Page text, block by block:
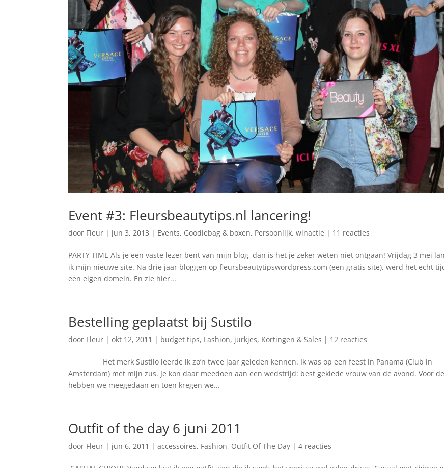
Event #3: Fleursbeautytips.nl lancering!
door Fleur | jun 3, 2013 | Events, Goodiebag & boxen, Persoonlijk,winactie | 11 reacties
PARTY TIME Als je een vaste lezer bent van mijn blog, dan is het je zeker weten niet ontgaan! Vrijdag 3 mei
ik mijn nieuwe site. Na drie jaar bloggen op fleursbeautytipswordpress.com (een gratis site), werd het echt
een eigen domein. En zie hier...
Bestelling geplaatst bij Sustilo
door Fleur |okt 12, 2011 | budget tips, Fashion, jurkjes, Kortingen & Sales | 12 reacties
Het merk Sustilo leerde ik zo’n twee jaar geleden kennen. Ik was op een feest in Panama (Club in
Amsterdam) met mijn zus. Je kon daar meedoen aan een wedstrijd: best geklede vrouw van de avond. Voor
hebben we meegedaan en toen kregen we...
Outfit of the day 6 juni 2011
door Fleur | jun 6, 2011 |accessoires, Fashion, Outfit Of The Day |4 reacties